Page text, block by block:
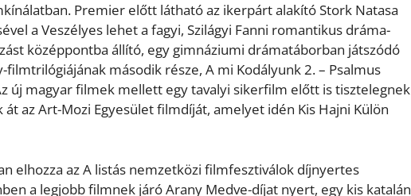
Premier előtt látható az ikerpárt alakító Stork Natasa
a Veszélyes lehet a fagyi, Szilágyi Fanni romantikus dráma-
középpontba állító, egy gimnáziumi drámatáborban játszódó
filmtrilógiájának második része, A mi Kodályunk 2. – Psalmus
új magyar filmek mellett egy tavalyi sikerfilm előtt is tisztelegnek
az Art-Mozi Egyesület filmdíját, amelyet idén Kis Hajni Külön
elhozza az A listás nemzetközi filmfesztiválok díjnyertes
a legjobb filmnek járó Arany Medve-díjat nyert, egy kis katalán